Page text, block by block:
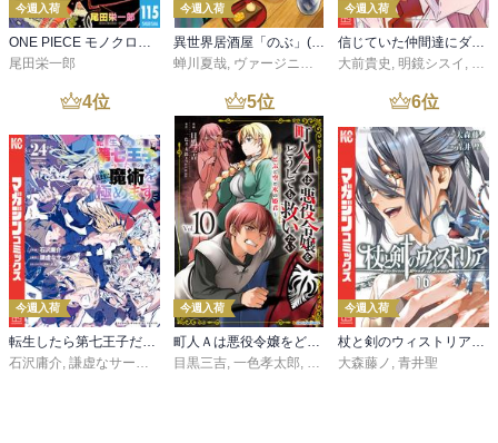
今週入荷
尾田栄一郎
今週入荷
蝉川夏哉 ヴァージニア二等兵 ,転
今週入荷
大前貴史 明鏡シスイ
4位
今週入荷
転生したら第七王子だったので、気ままに魔術を極めます（２４）
石沢庸介, 謙虚なサークル メル。
5位
今週入荷
町人Ａは悪役令嬢をどうしても救いたい ～どぶと空と氷の姫君～１０【電子書店共通特典イラスト付】
目黒三吉, 一色孝太郎, Parum
6位
今週入荷
杖と剣のウィストリア（１６）
大森藤ノ , 青井聖